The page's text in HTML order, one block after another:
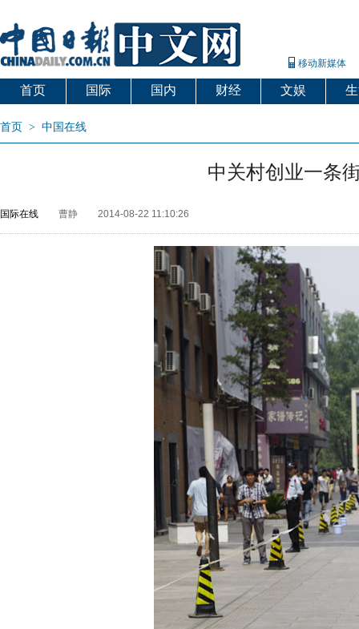
移动新媒体
首页 国际 国内 财经 文娱
首页 > 中国在线
中关村创业一条
国际在线 曹静 2014-08-22 11:10:26